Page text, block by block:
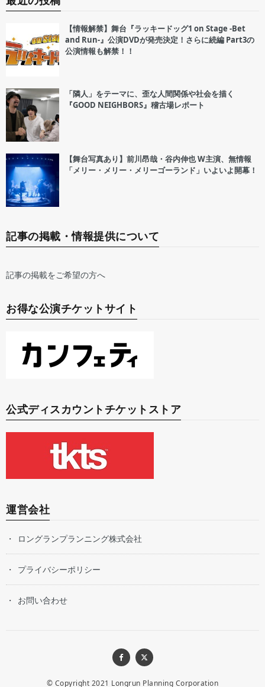
【情報解禁】舞台『ラッキードッグ1 on Stage -Bet
and Run-』公演DVDが発売決定！さらに続編 Part3の
公演情報も解禁！！
「隣人」をテーマに、歪な人間関係や社会を描く
『GOOD NEIGHBORS』稽古場レポート
【舞台写真あり】前川昂哉・谷内伸也 W主演、無情報
「メリー・メリー・メリーゴーランド」いよいよ開幕！
記事の掲載・情報提供について
記事の掲載をご希望の方へ
お得な公演チケットサイト
公式ディスカウントチケットストア
運営会社
ロングランプランニング株式会社
プライバシーポリシー
お問い合わせ
© Copyright 2021 Longrun Planning Corporation